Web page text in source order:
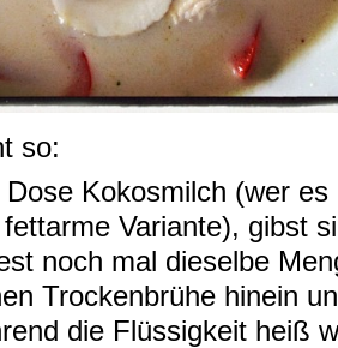
so:
Kokosmilch (wer es
Variante), gibst
noch mal dieselbe
Trockenbrühe hinein
die Flüssigkeit heiß